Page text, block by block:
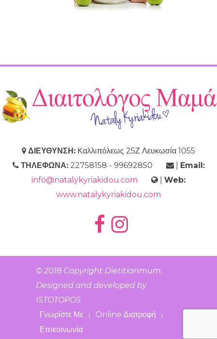
ΔΙΕΥΘΥΝΣΗ: Καλλιπόλεως 25Ζ Λευκωσία 1055
ΤΗΛΕΦΩΝΑ:22758158 - 99692850 | Email:
info@natalykyriakidou.com
Web:
www.natalykyriakidou.com
© 2018 Copyright Dietitianmum.
Designed and developed by
ISTOTOPOS
Γνωρίστε Με
| Online Διατροφή |
Επικοινωνία